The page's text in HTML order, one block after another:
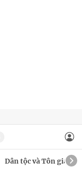
Dân tộc và Tôn giáo